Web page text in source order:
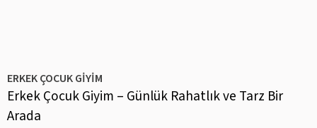
ERKEK ÇOCUK GIYIM
Erkek Çocuk Giyim – Günlük Rahatlık ve Tarz Bir
Arada